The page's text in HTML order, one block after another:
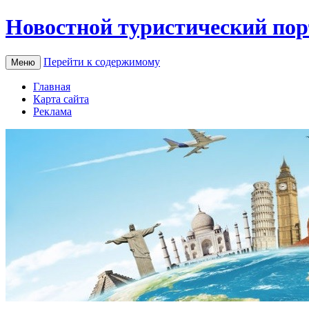
Новостной туристический
Меню Перейти к содержимому
Главная
Карта сайта
Реклама